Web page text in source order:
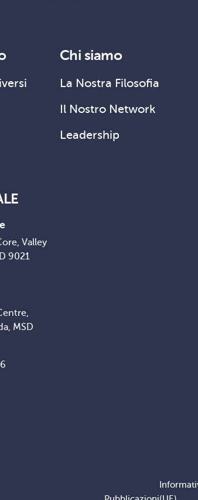
Chi siamo
La Nostra Filosofia
Il Nostro Network
Leadership
Valley
9021
MSD